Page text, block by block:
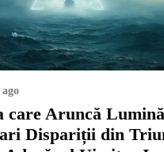
care Aruncă
Dispariții din